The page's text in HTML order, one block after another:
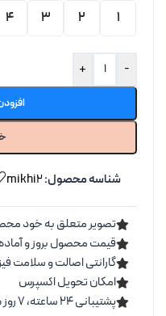
1
2
3
4
-
+
شناسه محصول:mikhi2
تصویر متعلق به خود
قیمت محصول بروز و
گارانتی اصالت و سلامت
امکان تحویل اکسپرس
پشتیبانی ۲۴ ساعته، ۷ روز هفته